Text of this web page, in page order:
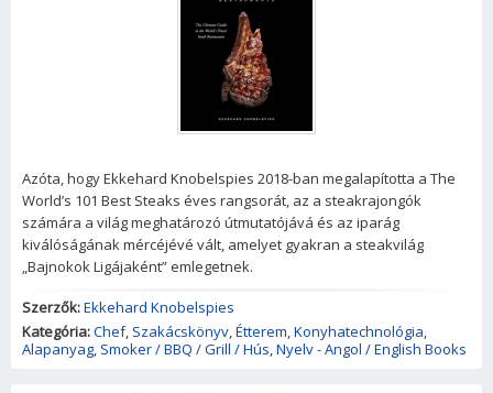
Azóta, hogy Ekkehard Knobelspies 2018-ban megalapította a The
World’s 101 Best Steaks éves rangsorát, az a steakrajongók
számára a világ meghatározó útmutatójává és az iparág
kiválóságának mércéjévé vált, amelyet gyakran a steakvilág
„Bajnokok Ligájaként” emlegetnek.
Szerzők:Ekkehard Knobelspies
Kategória:Chef, Szakácskönyv,Étterem,Konyhatechnológia,
Alapanyag, Smoker / BBQ / Grill / Hús,Nyelv - Angol / English Books